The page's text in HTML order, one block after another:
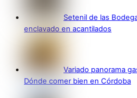
Setenil de las
enclavado en acantilados
Variado panorama
Dónde comer bien en Córdoba